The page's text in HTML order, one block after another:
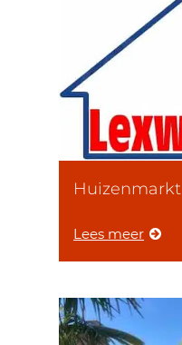
Huizenmarkt
Lees meer